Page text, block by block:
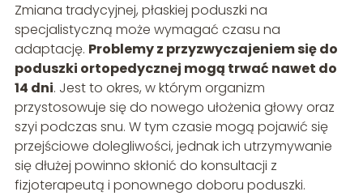
Zmiana tradycyjnej, płaskiej poduszki na
specjalistyczną może wymagać czasu na
adaptację. Problemy z przyzwyczajeniem się do
poduszki ortopedycznej mogą trwać nawet do
14 dni. Jest to okres, w którym organizm
przystosowuje się do nowego ułożenia głowy oraz
szyi podczas snu. W tym czasie mogą pojawić się
przejściowe dolegliwości, jednak ich utrzymywanie
się dłużej powinno skłonić do konsultacji z
fizjoterapeutą i ponownego doboru poduszki.